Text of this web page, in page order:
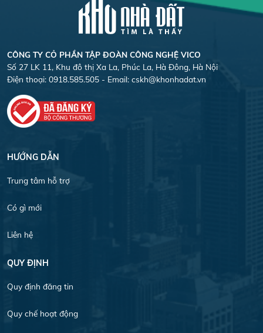
CÔNG TY CỎ PHẦN TẬP ĐOÀN CÔNG NGHỆ VICO
Số 27 LK 11, Khu đô thị Xa La, Phúc La, Hà Đông, Hà Nội
Điện thoại: 0918.585.505 - Email: cskh@khonhadat.vn
HƯỚNG DẪN
Trung tâm hỗ trợ
Có gì mới
Liên hệ
QUY ĐỊNH
Quy định đăng tin
Quy chế hoạt động